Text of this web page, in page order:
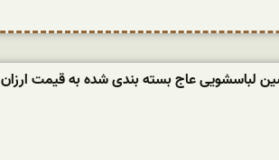
لباسشویی عاج بسته بندی شده به قیمت ارزان